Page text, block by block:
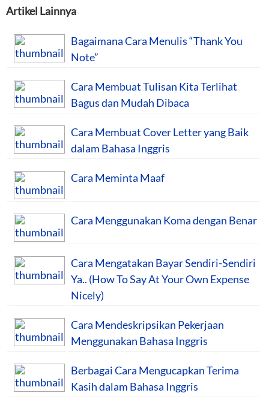
Artikel Lainnya
Bagaimana Cara Menulis “Thank You
Note”
Cara Membuat Tulisan Kita Terlihat
Bagus dan Mudah Dibaca
Cara Membuat Cover Letter yang Baik
dalam Bahasa Inggris
Cara Meminta Maaf
Cara Menggunakan Koma dengan Benar
Cara Mengatakan Bayar Sendiri-Sendiri
Ya.. (How To Say At Your Own Expense
Nicely)
Cara Mendeskripsikan Pekerjaan
Menggunakan Bahasa Inggris
Berbagai Cara Mengucapkan Terima
Kasih dalam Bahasa Inggris